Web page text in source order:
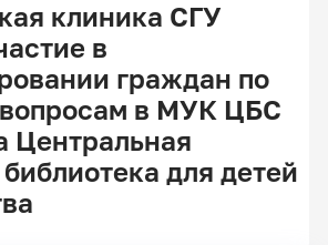
клиника СГУ
в
граждан по
в МУК ЦБС
Центральная
для детей